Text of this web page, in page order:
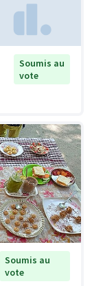
Soumis au
vote
Soumis au
vote